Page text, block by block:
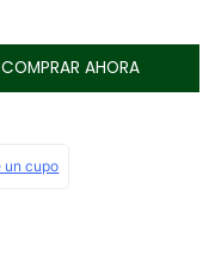
COMPRAR AHORA